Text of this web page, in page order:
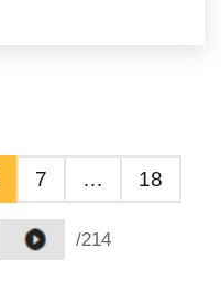
7 … 18
/214